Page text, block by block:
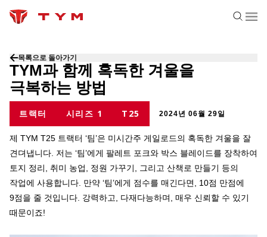
목록으로 돌아가기
TYM과 함께 혹독한 겨울을
극복하는 방법
트랙터 시리즈 1 T25 2024년 06월 29일
제 TYM T25 트랙터 ‘팀’은 미시간주 게일로드의 혹독한 겨울을 잘
견뎌냅니다. 저는 ‘팀’에게 팔레트 포크와 박스 블레이드를 장착하여
토지 정리, 취미 농업, 정원 가꾸기, 그리고 산책로 만들기 등의
작업에 사용합니다. 만약 ‘팀’에게 점수를 매긴다면, 10점 만점에
9점을 줄 것입니다. 강력하고, 다재다능하며, 매우 신뢰할 수 있기
때문이죠!